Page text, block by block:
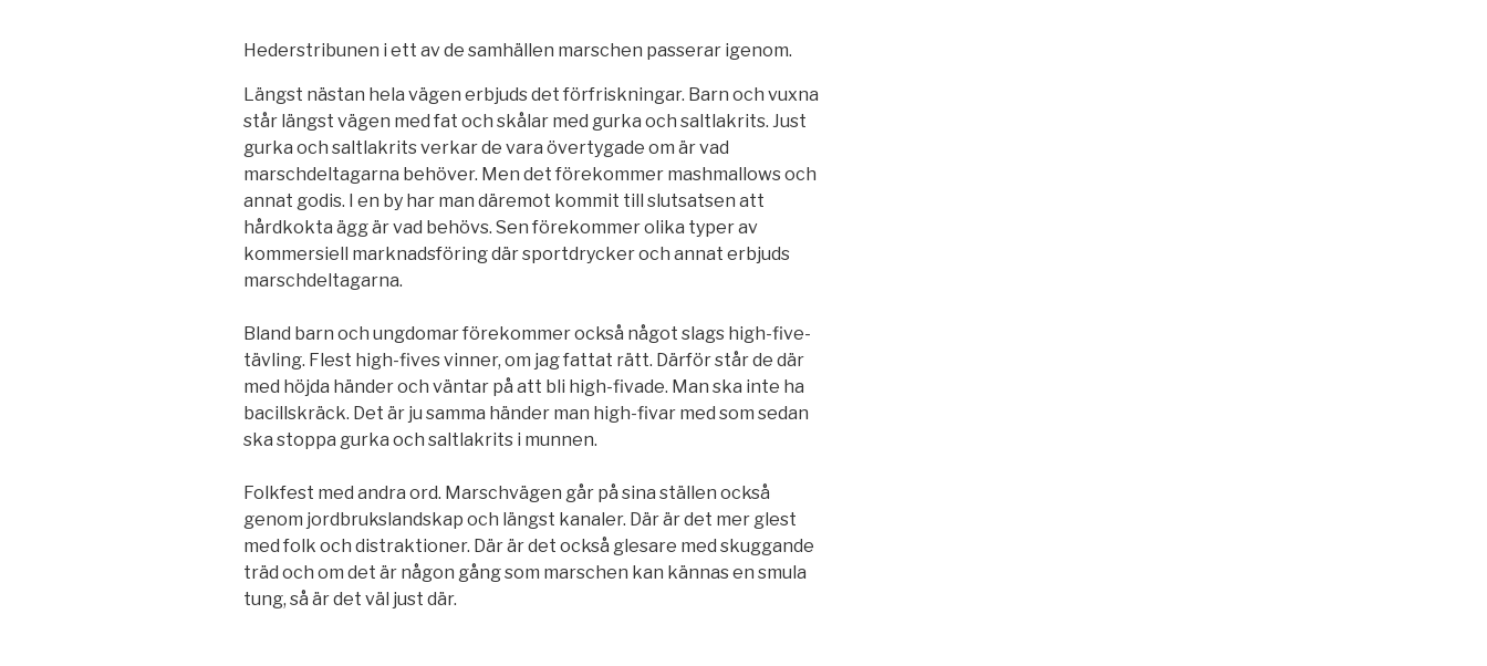
Hederstribunen i ett av de samhällen marschen passerar igenom.
Längst nästan hela vägen erbjuds det förfriskningar. Barn och vuxna
står längst vägen med fat och skålar med gurka och saltlakrits. Just
gurka och saltlakrits verkar de vara övertygade om är vad
marschdeltagarna behöver. Men det förekommer mashmallows och
annat godis. I en by har man däremot kommit till slutsatsen att
hårdkokta ägg är vad behövs. Sen förekommer olika typer av
kommersiell marknadsföring där sportdrycker och annat erbjuds
marschdeltagarna.
Bland barn och ungdomar förekommer också något slags high-five-
tävling. Flest high-fives vinner, om jag fattat rätt. Därför står de där
med höjda händer och väntar på att bli high-fivade. Man ska inte ha
bacillskräck. Det är ju samma händer man high-fivar med som sedan
ska stoppa gurka och saltlakrits i munnen.
Folkfest med andra ord. Marschvägen går på sina ställen också
genom jordbrukslandskap och längst kanaler. Där är det mer glest
med folk och distraktioner. Där är det också glesare med skuggande
träd och om det är någon gång som marschen kan kännas en smula
tung, så är det väl just där.